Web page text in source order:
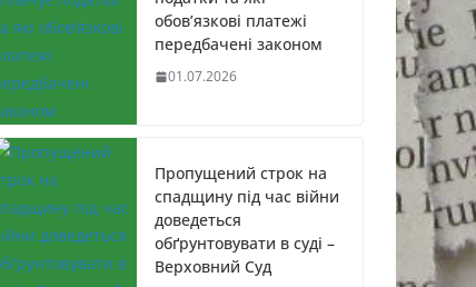
обов’язкові платежі
передбачені законом
01.07.2026
Пропущений строк на
спадщину під час війни
доведеться
обґрунтовувати в суді –
Верховний Суд